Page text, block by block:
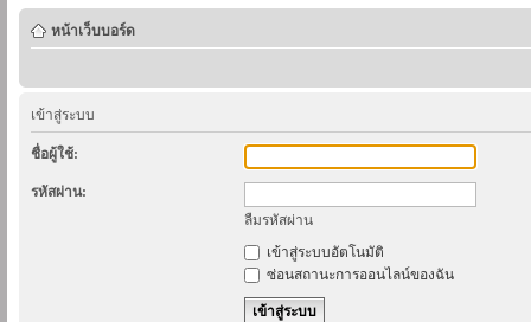
หน้าเว็บบอร์ด
เข้าสู่ระบบ
ชื่อผู้ใช้:
รหัสผ่าน:
ลืมรหัสผ่าน
เข้าสู่ระบบอัตโนมัติ
ซ่อนสถานะการออนไลน์ของฉัน